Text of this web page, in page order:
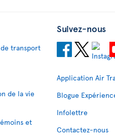
transport
de la vie
et
Suivez-nous
Application Air
Blogue
Infolettre
Contactez-nous